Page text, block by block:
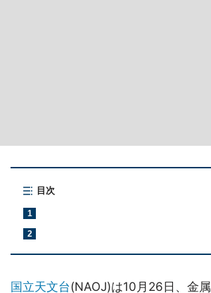
目次
1
2
国立天文台(NAOJ)は10月26日、金属